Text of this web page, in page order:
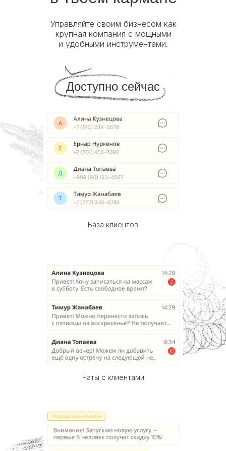
Управляйте своим бизнесом как
крупная компания с мощными
и удобными инструментами.
Доступно сейчас
База клиентов
Чаты с клиентами